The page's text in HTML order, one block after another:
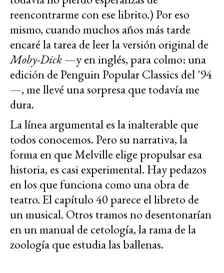
reencontrarme con ese librito.) Por eso
mismo, cuando muchos años más tarde
encaré la tarea de leer la versión original de
Moby-Dick—y en inglés, para colmo: una
edición de Penguin Popular Classics del '94
—, me llevé una sorpresa que todavía me
dura.
La línea argumental es la inalterable que
todos conocemos. Pero su narrativa, la
forma en que Melville elige propulsar esa
historia, es casi experimental. Hay pedazos
en los que funciona como una obra de
teatro. El capítulo 40 parece el libreto de
un musical. Otros tramos no desentonarían
en un manual de cetología, la rama de la
zoología que estudia las ballenas.